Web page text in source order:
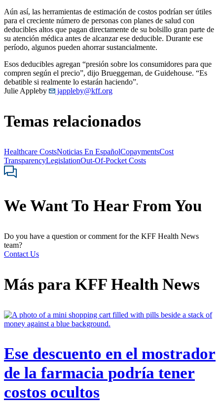
Aún así, las herramientas de estimación de costos podrían ser útiles
para el creciente número de personas con planes de salud con
deducibles altos que pagan directamente de su bolsillo gran parte de
su atención médica antes de alcanzar ese deducible. Durante ese
período, algunos pueden ahorrar sustancialmente.
Esos deducibles agregan “presión sobre los consumidores para que
compren según el precio”, dijo Brueggeman, de Guidehouse. “Es
debatible si realmente lo estarán haciendo”.
Julie Appleby
jappleby@kff.org
Temas relacionados
Healthcare CostsNoticias En EspañolCopaymentsCost
TransparencyLegislationOut-Of-Pocket Costs
We Want To Hear From You
Do you have a question or comment for the KFF Health News
team?
Contact Us
Más para KFF Health News
Ese descuento en el mostrador
de la farmacia podría tener
costos ocultos